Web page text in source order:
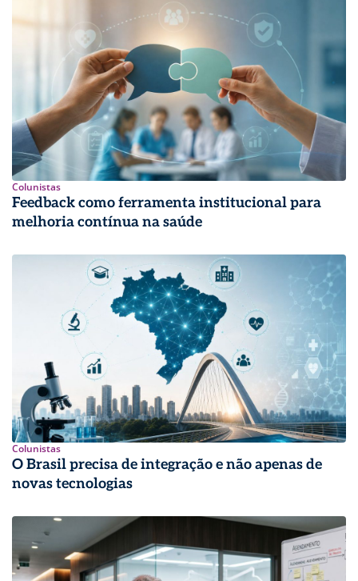
Colunistas
Feedback como ferramenta institucional para
melhoria contínua na saúde
Colunistas
O Brasil precisa de integração e não apenas de
novas tecnologias